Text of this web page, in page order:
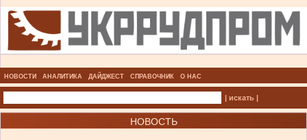
НОВОСТИ АНАЛИТИКА ДАЙДЖЕСТ СПРАВОЧНИК О НАС
| искать |
НОВОСТЬ